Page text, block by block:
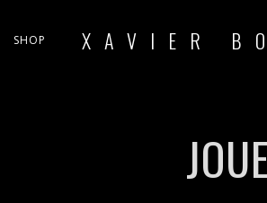
SHOP XAVIER